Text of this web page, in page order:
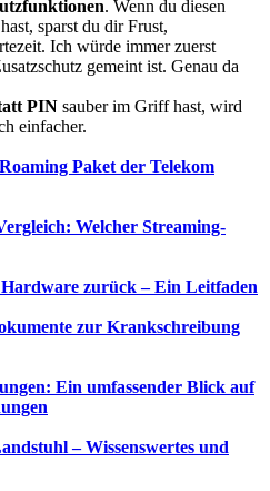
. Wenn du diesen
sparst du dir Frust,
Ich würde immer zuerst
gemeint ist. Genau da
PIN sauber im Griff hast, wird
einfacher.
Paket der Telekom
Welcher Streaming-
Hardware zurück – Ein Leitfaden
zur Krankschreibung
Ein umfassender Blick auf
– Wissenswertes und